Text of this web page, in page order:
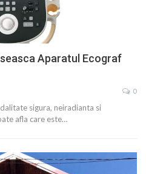
Aparatul Ecograf
0
sigura, neiradianta si
afla care este…